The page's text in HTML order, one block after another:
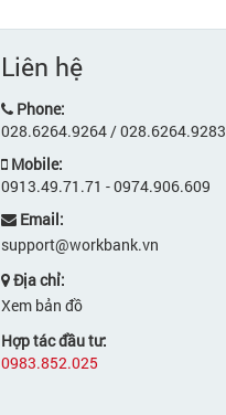
Liên hệ
Phone:
028.6264.9264 / 028.6264.9283
Mobile:
0913.49.71.71 - 0974.906.609
Email:
support@workbank.vn
Địa chỉ:
Xem bản đồ
Hợp tác đầu tư:
0983.852.025